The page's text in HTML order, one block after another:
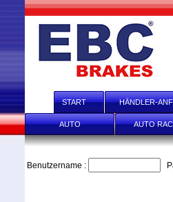
START HÄNDLER-
AUTO AUTO
Benutzername :